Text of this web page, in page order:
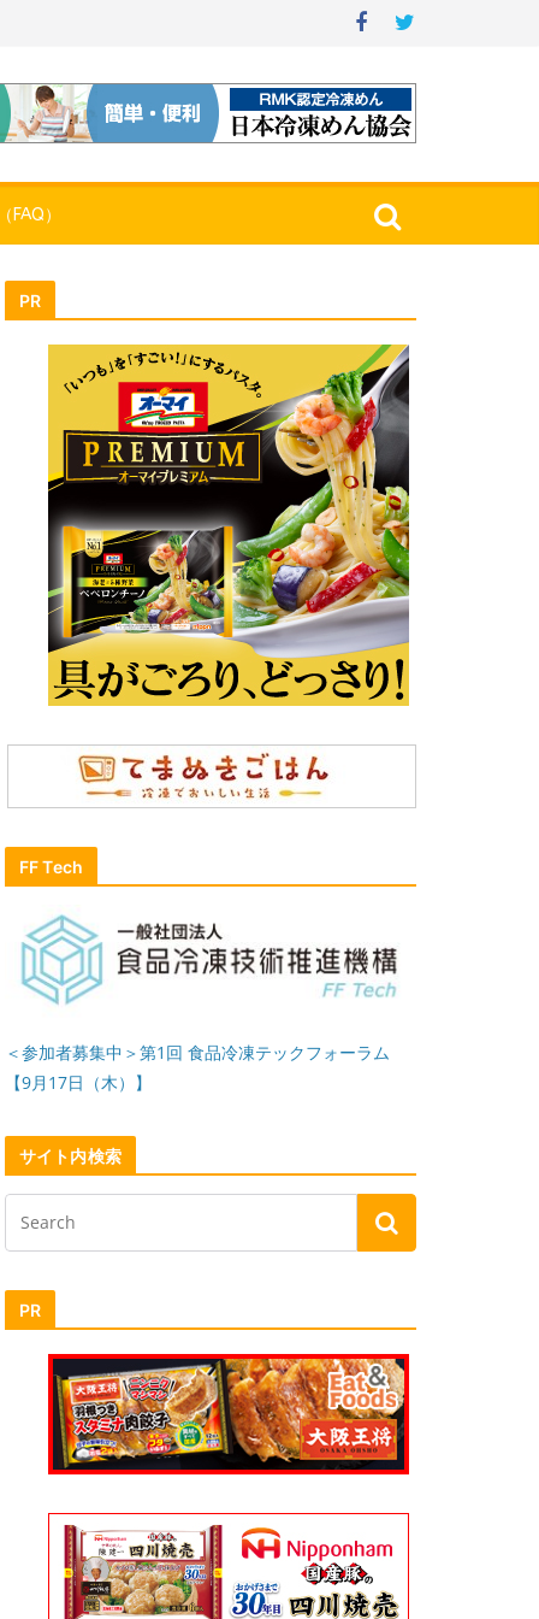
）
PR
FF Tech
＜参加者募集中＞第1回 食品冷凍テックフォーラム
【9月17日（木）】
サイト内検索
PR